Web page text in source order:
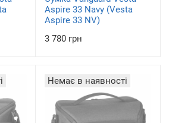
Aspire 33 Navy (Vesta
Aspire 33 NV)
3 780 грн
Немає в наявності